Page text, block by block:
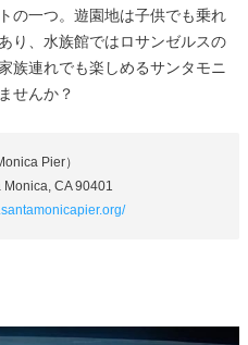
の一つ。遊園地は子供でも乗れ
り、水族館ではロサンゼルスの
族連れでも楽しめるサンタモニ
せんか？
Pier）
CA 90401